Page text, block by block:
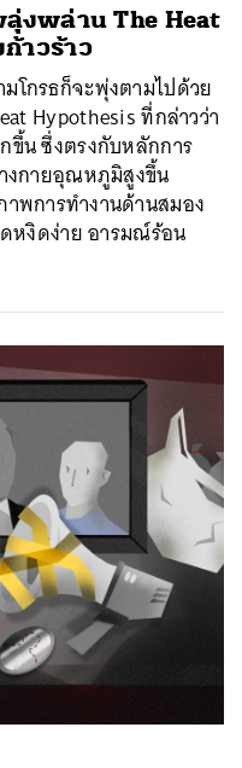
งพล่าน The Heat
าวร้าว
โกรธก็จะพุ่งตามไปด้วย
Hypothesis ที่กล่าวว่า
ขึ้น ซึ่งตรงกับหลักการ
งกายอุณหภูมิสูงขึ้น
พการทำงานด้านสมอง
หงิดง่าย อารมณ์ร้อน